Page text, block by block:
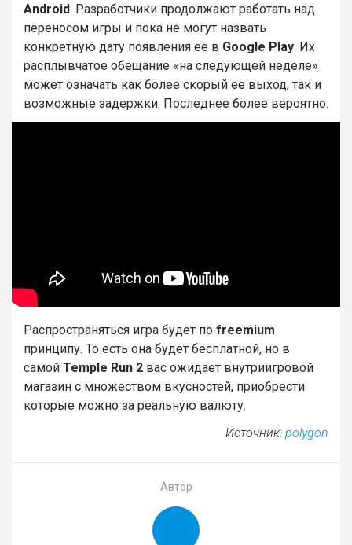
Android. Разработчики продолжают работать над
переносом игры и пока не могут назвать
конкретную дату появления ее в Google Play. Их
расплывчатое обещание «на следующей неделе»
может означать как более скорый ее выход, так и
возможные задержки. Последнее более вероятно.
Распространяться игра будет по freemium
принципу. То есть она будет бесплатной, но в
самой Temple Run 2 вас ожидает внутриигровой
магазин с множеством вкусностей, приобрести
которые можно за реальную валюту.
Источник: polygon
Автор